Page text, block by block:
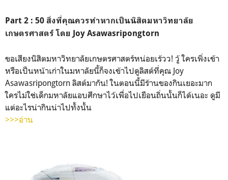
Part 2 : 50 สิ่งที่คุณควรทำหากเป็นนิสิตมหาวิทยาลัย
เกษตรศาสตร์ โดย Joy Asawasripongtorn
ขอเสียงนิสิตมหาวิทยาลัยเกษตรศาสตร์หน่อยเร้วว! วู้ ใครเพิ่งเข้า
หรือเป็นหน้าเก่าในมหาลัยนี้ก็จงเข้าไปดูลิสต์ที่คุณ Joy
Asawasripongtorn ลิสต์มากัน! ในตอนนี้มีร้านของกินเยอะมาก
ใครไม่ใช่เด็กมหาลัยแอบศึกษาไว้เพื่อไปเยือนถิ่นนั้นก็ได้เนอะ ดูมี
แต่อะไรน่ากินน่าไปทั้งนั้น
>>>อ่าน